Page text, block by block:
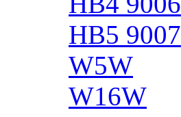
HB5 9007
W5W
W16W